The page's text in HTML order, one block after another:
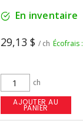
En inventaire
29,13 $ / ch Écofrais
ch
AJOUTER AU
PANIER